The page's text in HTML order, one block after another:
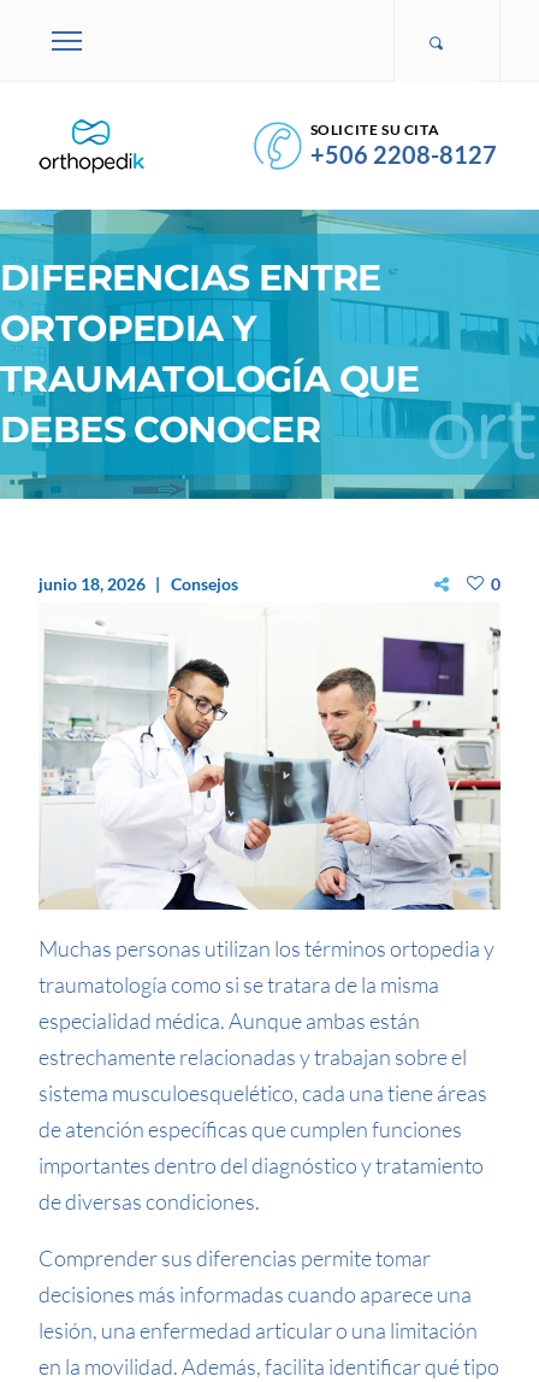
SOLICITE SU CITA
+506 2208-8127
DIFERENCIAS ENTRE
ORTOPEDIA Y
TRAUMATOLOGÍA QUE
DEBES CONOCER
junio 18, 2026 Consejos 0
Muchas personas utilizan los términos ortopedia y
traumatología como si se tratara de la misma
especialidad médica. Aunque ambas están
estrechamente relacionadas y trabajan sobre el
sistema musculoesquelético, cada una tiene áreas
de atención específicas que cumplen funciones
importantes dentro del diagnóstico y tratamiento
de diversas condiciones.
Comprender sus diferencias permite tomar
decisiones más informadas cuando aparece una
lesión, una enfermedad articular o una limitación
en la movilidad. Además, facilita identificar qué tipo